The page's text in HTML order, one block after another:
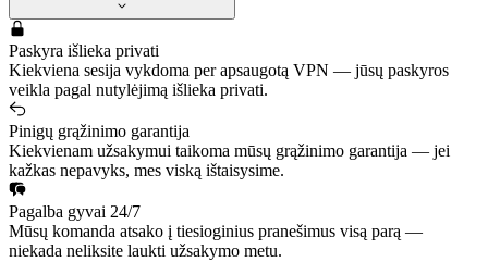
Paskyra išlieka privati
Kiekviena sesija vykdoma per apsaugotą VPN — jūsų paskyros
veikla pagal nutylėjimą išlieka privati.
Pinigų grąžinimo garantija
Kiekvienam užsakymui taikoma mūsų grąžinimo garantija — jei
kažkas nepavyks, mes viską ištaisysime.
Pagalba gyvai 24/7
Mūsų komanda atsako į tiesioginius pranešimus visą parą —
niekada neliksite laukti užsakymo metu.